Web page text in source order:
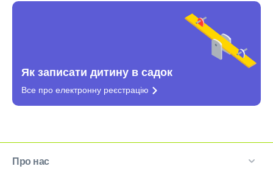
Як записати дитину в садок
Все про електронну реєстрацію
Про нас